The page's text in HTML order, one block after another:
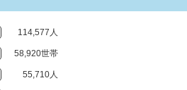
114,577人
58,920世帯
55,710人